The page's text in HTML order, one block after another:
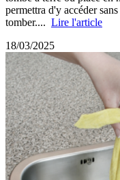
permettra d'y accéder
tomber.... Lire l'article
18/03/2025